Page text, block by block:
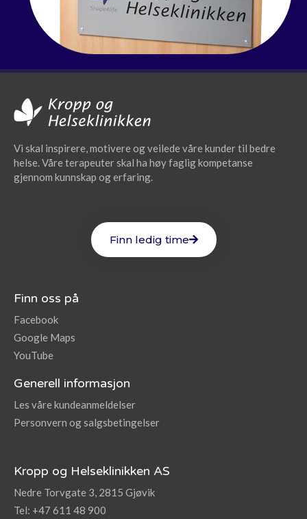
Vi skal inspirere, motivere og veilede våre kunder til bedre
helse. Våre terapeuter skal ha høy faglig kompetanse
gjennom kunnskap og erfaring.
Finn ledig time
Finn oss på
Facebook
Google Maps
YouTube
Generell informasjon
Les våre kundeanmeldelser
Personvern og salgsbetingelser
Kropp og Helseklinikken AS
Nedre Torvgate 3, 2815 Gjøvik
Tel: +47 611 48 900